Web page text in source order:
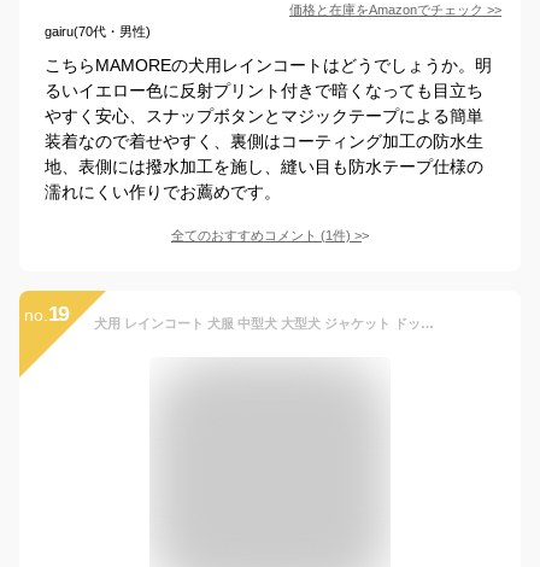
価格と在庫をAmazonでチェック >>
gairu(70代・男性)
こちらMAMOREの犬用レインコートはどうでしょうか。明
るいイエロー色に反射プリント付きで暗くなっても目立ち
やすく安心、スナップボタンとマジックテープによる簡単
装着なので着せやすく、裏側はコーティング加工の防水生
地、表側には撥水加工を施し、縫い目も防水テープ仕様の
濡れにくい作りでお薦めです。
全てのおすすめコメント (1件) >
no. 19 犬用 レインコート 犬服 中型犬 大型犬 ジャケット ドッグウェア 夜間反射 軽量 通気性 合羽 着せやすい リード穴付き カバーオール 梅雨対策 撥水 防水 防雪 防風 可愛い お洒落 お散歩 お出かけ服 柴犬 ラブラドール